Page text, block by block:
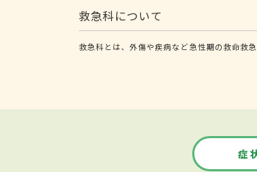
救急科について
救急科とは、外傷や疾病など急性期の救命救急
症